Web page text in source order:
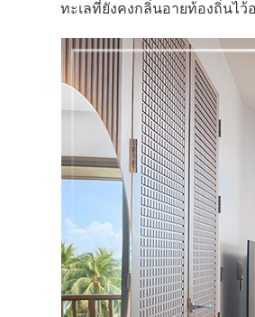
ทะเลที่ยังคงกลิ่นอายท้องถิ่นไว้